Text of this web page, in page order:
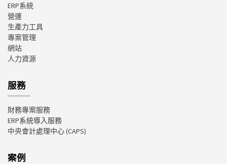
ERP系統
營運
生產力工具
專案管理
網站
人力資源
服務
財務專案服務
ERP系統導入服務
中央會計處理中心(CAPS)
案例